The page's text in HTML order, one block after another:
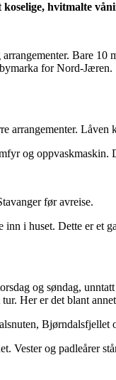
hvitmalte
Bare
for Nord-
og oppvaskmaskin.
før avreise.
i huset. Dette er et
og søndag,
Her er det blant
Vester og padleårer